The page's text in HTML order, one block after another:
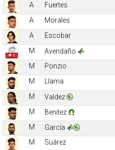
A
Fuertes
A
Morales
A
Escobar
✚ 1
M Avendaño
M
Ponzio
M
Llama
M
Valdez
M
Benitez
M
García
M
Suárez